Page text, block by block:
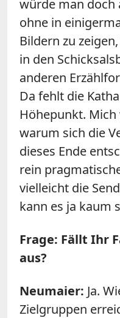
würde man doch
ohne in
Bildern zu
in den
anderen
Da fehlt die
Höhepunkt.
warum sich die
dieses Ende
rein
vielleicht die
kann es ja kaum
Frage: Fällt Ihr
aus?
Neumaier: Ja.
Zielgruppen